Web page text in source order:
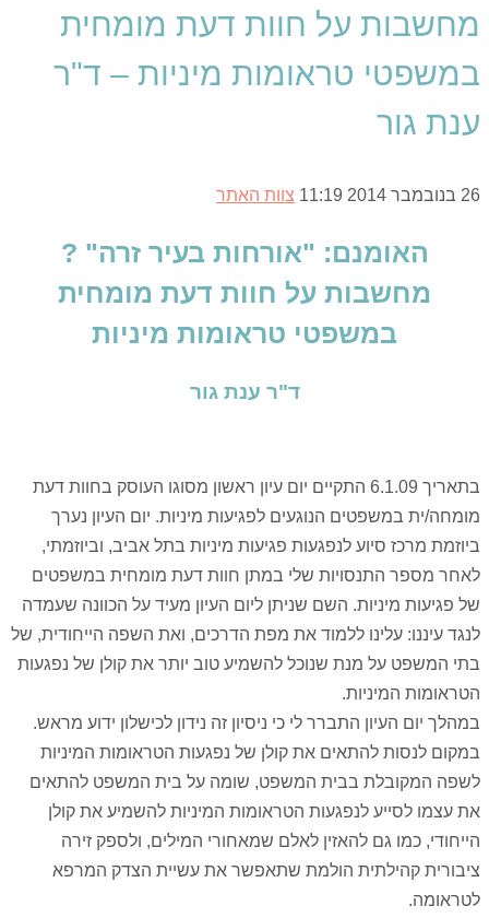
מחשבות על חוות דעת מומחית
במשפטי טראומות מיניות – ד"ר
ענת גור
26 בנובמבר 2014 11:19 צוות האתר
האומנם: "אורחות בעיר זרה" ?
מחשבות על חוות דעת מומחית
במשפטי טראומות מיניות
ד"ר ענת גור
בתאריך 6.1.09 התקיים יום עיון ראשון מסוגו העוסק בחוות דעת
מומחה/ית במשפטים הנוגעים לפגיעות מיניות. יום העיון נערך
ביוזמת מרכז סיוע לנפגעות פגיעות מיניות בתל אביב, וביוזמתי,
לאחר מספר התנסויות שלי במתן חוות דעת מומחית במשפטים
של פגיעות מיניות. השם שניתן ליום העיון מעיד על הכוונה שעמדה
לנגד עיננו: עלינו ללמוד את מפת הדרכים, ואת השפה הייחודית, של
בתי המשפט על מנת שנוכל להשמיע טוב יותר את קולן של נפגעות
הטראומות המיניות.
במהלך יום העיון התברר לי כי ניסיון זה נידון לכישלון ידוע מראש.
במקום לנסות להתאים את קולן של נפגעות הטראומות המיניות
לשפה המקובלת בבית המשפט, שומה על בית המשפט להתאים
את עצמו לסייע לנפגעות הטראומות המיניות להשמיע את קולן
הייחודי, כמו גם להאזין לאלם שמאחורי המילים, ולספק זירה
ציבורית קהילתית הולמת שתאפשר את עשיית הצדק המרפא
לטראומה.